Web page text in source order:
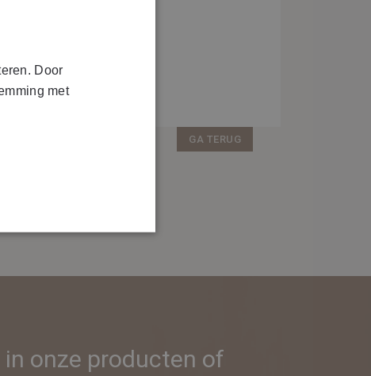
GA TERUG
in onze producten of
Door
met